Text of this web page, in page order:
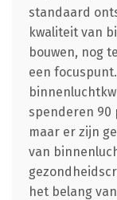
standaard
kwaliteit van
bouwen, nog
een
spenderen 90
maar er zijn
van
het belang